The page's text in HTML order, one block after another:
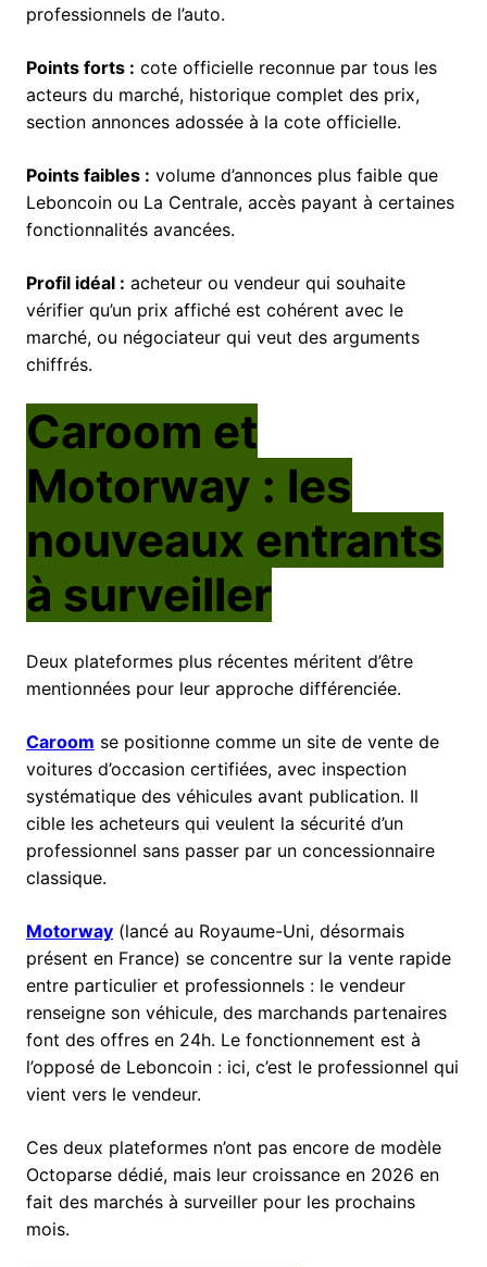
professionnels de l’auto.
Points forts : cote officielle reconnue par tous les
acteurs du marché, historique complet des prix,
section annonces adossée à la cote officielle.
Points faibles : volume d’annonces plus faible que
Leboncoin ou La Centrale, accès payant à certaines
fonctionnalités avancées.
Profil idéal : acheteur ou vendeur qui souhaite
vérifier qu’un prix affiché est cohérent avec le
marché, ou négociateur qui veut des arguments
chiffrés.
Caroom et
Motorway : les
nouveaux entrants
à surveiller
Deux plateformes plus récentes méritent d’être
mentionnées pour leur approche différenciée.
Caroom se positionne comme un site de vente de
voitures d’occasion certifiées, avec inspection
systématique des véhicules avant publication. Il
cible les acheteurs qui veulent la sécurité d’un
professionnel sans passer par un concessionnaire
classique.
Motorway (lancé au Royaume-Uni, désormais
présent en France) se concentre sur la vente rapide
entre particulier et professionnels : le vendeur
renseigne son véhicule, des marchands partenaires
font des offres en 24h. Le fonctionnement est à
l’opposé de Leboncoin : ici, c’est le professionnel qui
vient vers le vendeur.
Ces deux plateformes n’ont pas encore de modèle
Octoparse dédié, mais leur croissance en 2026 en
fait des marchés à surveiller pour les prochains
mois.